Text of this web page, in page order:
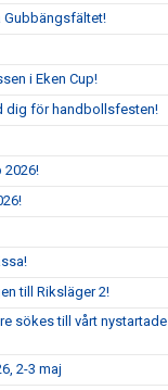
Gubbängsfältet!
i Eken Cup!
dig för handbollsfesten!
2026!
till Riksläger 2!
sökes till vårt nystartade
2-3 maj